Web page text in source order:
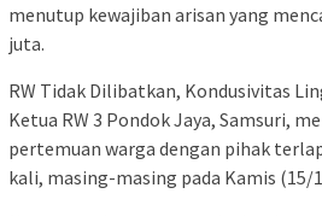
menutup kewajiban arisan yang
juta.
RW Tidak Dilibatkan, Kondusivitas
Ketua RW 3 Pondok Jaya, Samsuri,
pertemuan warga dengan pihak
kali, masing-masing pada Kamis (15/